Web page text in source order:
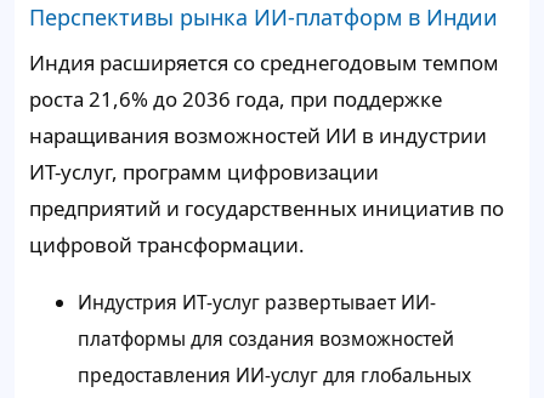
Перспективы рынка ИИ-платформ в Индии
Индия расширяется со среднегодовым темпом
роста 21,6% до 2036 года, при поддержке
наращивания возможностей ИИ в индустрии
ИТ-услуг, программ цифровизации
предприятий и государственных инициатив по
цифровой трансформации.
Индустрия ИТ-услуг развертывает ИИ-
платформы для создания возможностей
предоставления ИИ-услуг для глобальных